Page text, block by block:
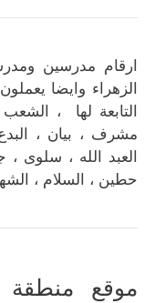
ارقام مدرسين
الزهراء وايضا
التابعة لها ، الشعب
مشرف ، بيان ،
العبد الله ، سلوى
حطين ، السلام ،
موقع منطقة